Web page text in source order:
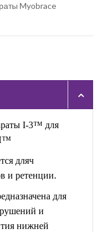
Myobrace
I-3™ для
дляч
и ретенции.
для
и
нижней